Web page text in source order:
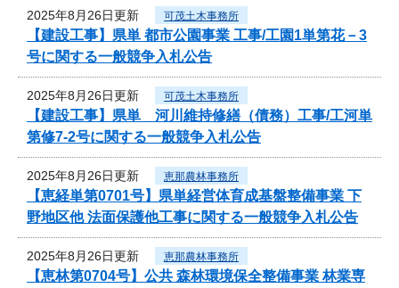
2025年8月26日更新 可茂土木事務所
【建設工事】県単 都市公園事業 工事/工園1単第花－3
号に関する一般競争入札公告
2025年8月26日更新 可茂土木事務所
【建設工事】県単 河川維持修繕（債務）工事/工河単
第修7-2号に関する一般競争入札公告
2025年8月26日更新 恵那農林事務所
【恵経単第0701号】県単経営体育成基盤整備事業 下
野地区他 法面保護他工事に関する一般競争入札公告
2025年8月26日更新 恵那農林事務所
【恵林第0704号】公共 森林環境保全整備事業 林業専